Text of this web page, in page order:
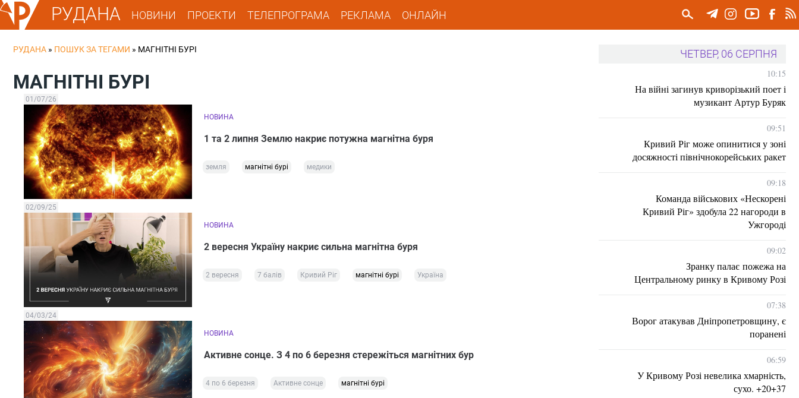
РУДАНА НОВИНИ ПРОЕКТИ ТЕЛЕПРОГРАМА РЕКЛАМА ОНЛАЙН
РУДАНА » ПОШУК ЗА ТЕГАМИ » МАГНІТНІ БУРІ
МАГНІТНІ БУРІ
01/07/26
НОВИНА
1 та 2 липня Землю накриє потужна магнітна буря
земля магнітні бурі медики
02/09/25
НОВИНА
2 вересня Україну накриє сильна магнітна буря
2 вересня 7 балів Кривий Ріг магнітні бурі Україна
04/03/24
НОВИНА
Активне сонце. З 4 по 6 березня стережіться магнітних бур
4 по 6 березня Активне сонце магнітні бурі
ЧЕТВЕР, 06 СЕРПНЯ
10:15
На війні загинув криворізький поет і
музикант Артур Буряк
09:51
Кривий Ріг може опинитися у зоні
досяжності північнокорейських ракет
09:18
Команда військових «Нескорені
Кривий Ріг» здобула 22 нагороди в
Ужгороді
09:02
Зранку палає пожежа на
Центральному ринку в Кривому Розі
07:38
Ворог атакував Дніпропетровщину, є
поранені
06:59
У Кривому Розі невелика хмарність,
сухо. +20+37